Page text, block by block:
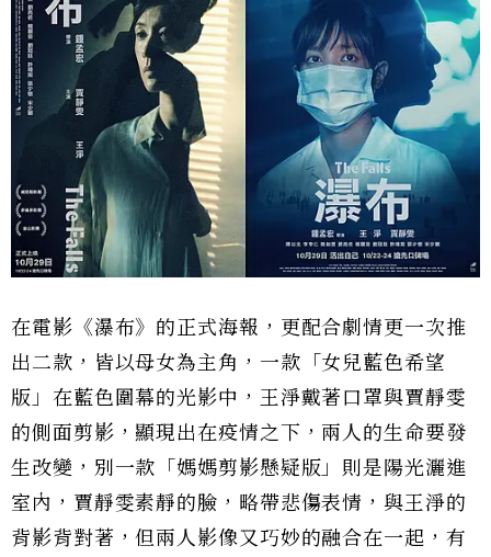
在電影《瀑布》的正式海報，更配合劇情更一次推
出二款，皆以母女為主角，一款「女兒藍色希望
版」在藍色圍幕的光影中，王淨戴著口罩與賈靜雯
的側面剪影，顯現出在疫情之下，兩人的生命要發
生改變，別一款「媽媽剪影懸疑版」則是陽光灑進
室內，賈靜雯素靜的臉，略帶悲傷表情，與王淨的
背影背對著，但兩人影像又巧妙的融合在一起，有